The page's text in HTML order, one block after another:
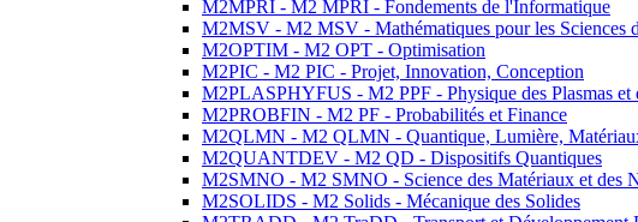
M2MPRI - M2 MPRI - Fondements de l'Informatique
M2MSV - M2 MSV - Mathématiques pour les Sciences
M2OPTIM - M2 OPT - Optimisation
M2PIC - M2 PIC - Projet, Innovation, Conception
M2PLASPHYFUS - M2 PPF - Physique des Plasmas et
M2PROBFIN - M2 PF - Probabilités et Finance
M2QLMN - M2 QLMN - Quantique, Lumière,
M2QUANTDEV - M2 QD - Dispositifs Quantiques
M2SMNO - M2 SMNO - Science des Matériaux et des
M2SOLIDS - M2 Solids - Mécanique des Solides